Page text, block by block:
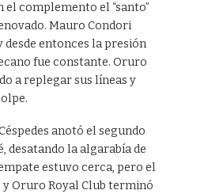
el complemento el “santo”
Mauro Condori
desde entonces la presión
fue constante. Oruro
a replegar sus líneas y
anotó el segundo
desatando la algarabía de
estuvo cerca, pero el
Oruro Royal Club terminó